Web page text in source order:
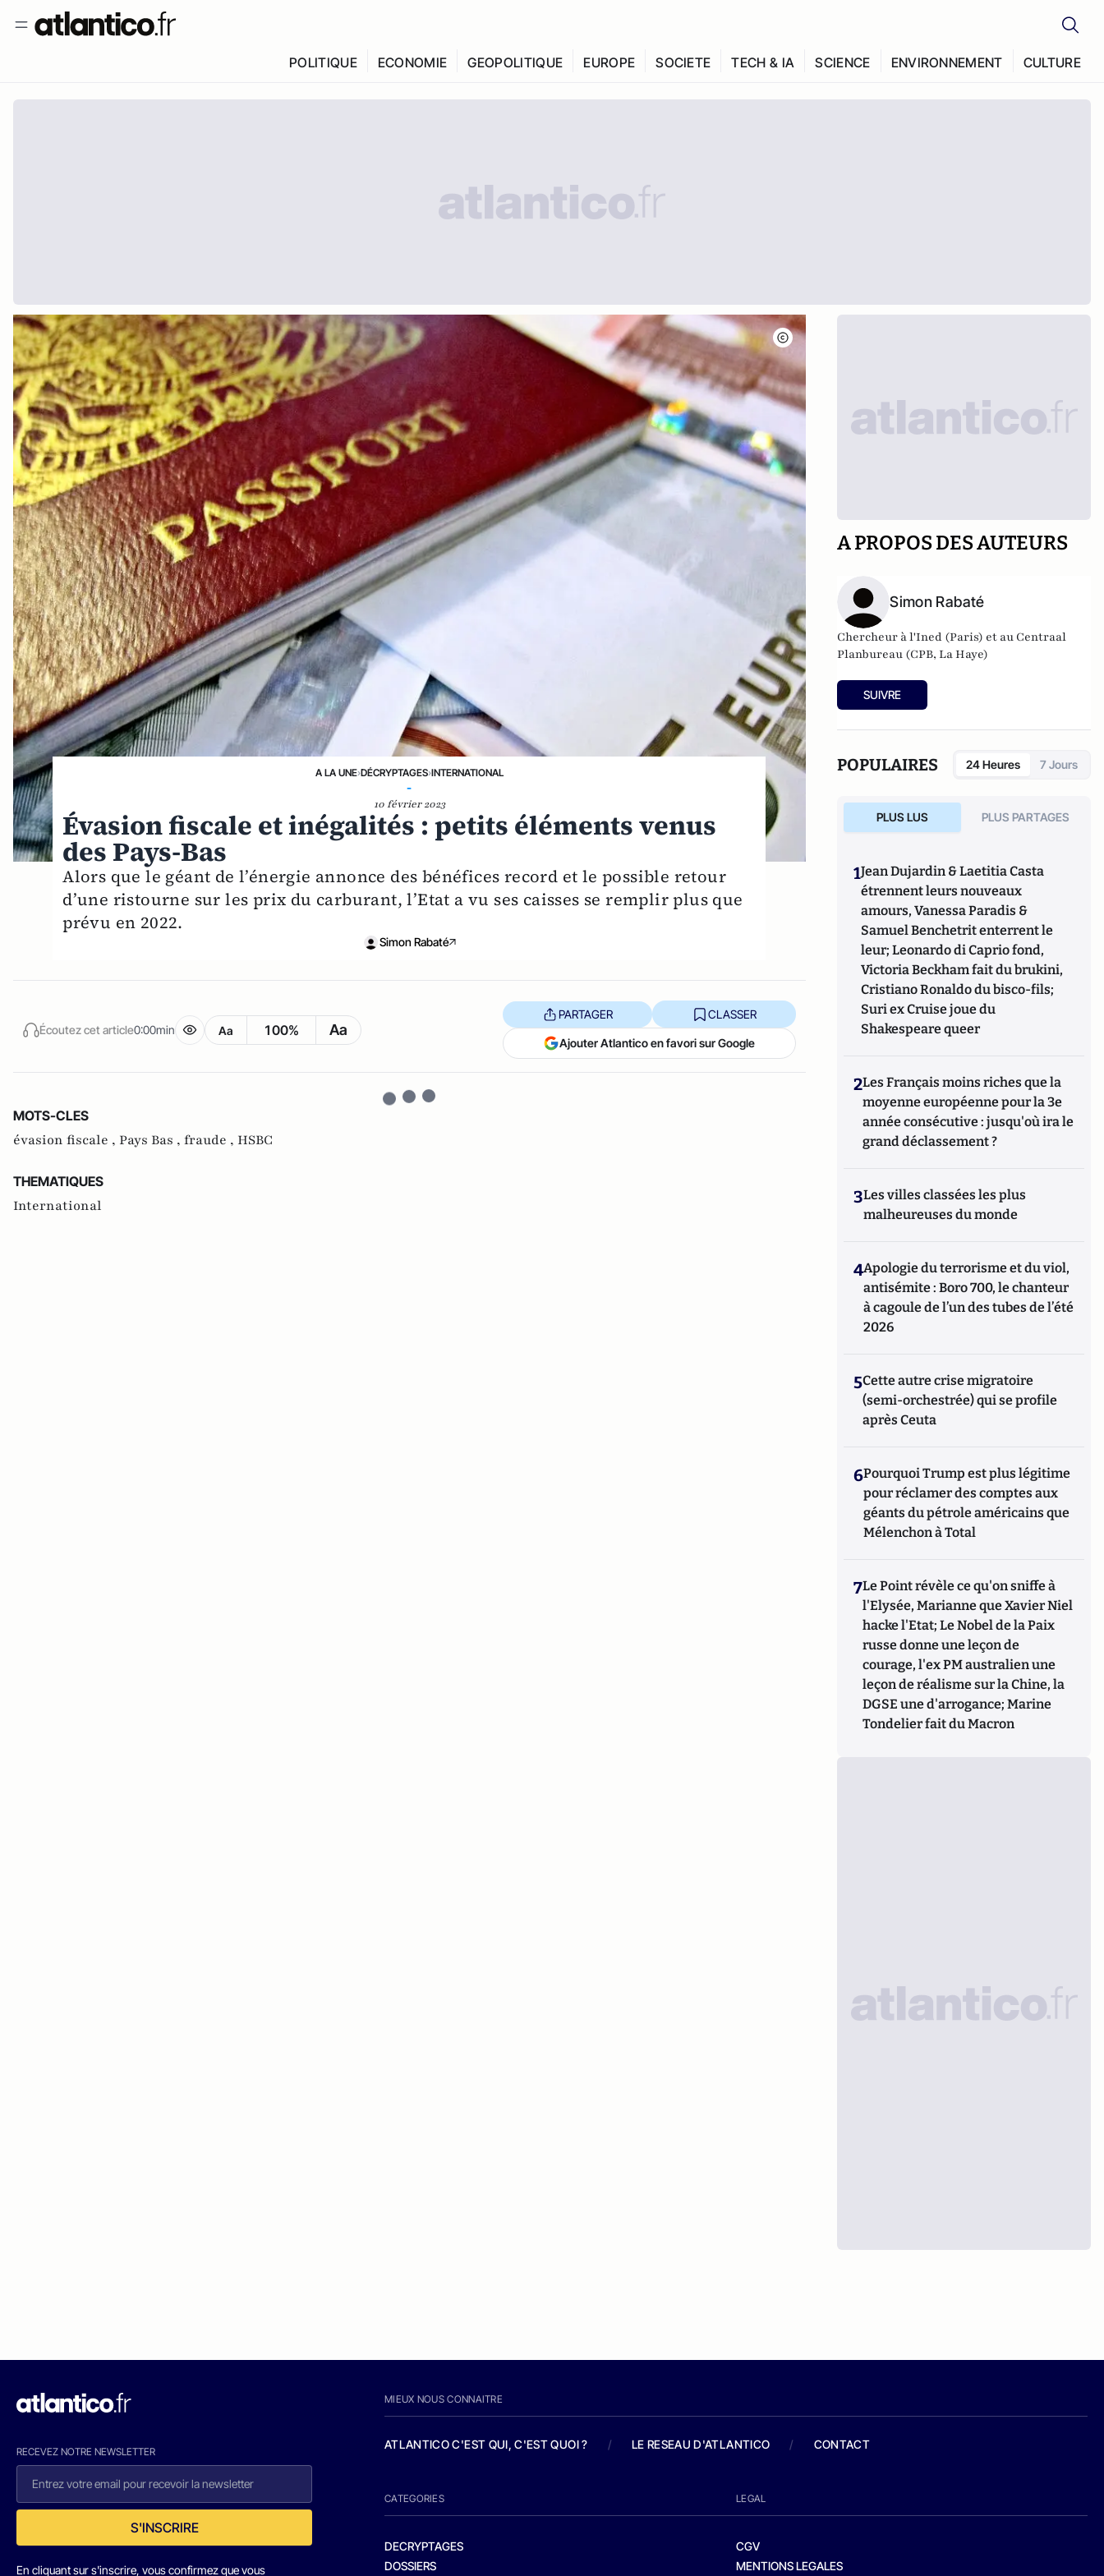
POLITIQUE ECONOMIE GEOPOLITIQUE EUROPE SOCIETE TECH & IA SCIENCE ENVIRONNEMENT CULTURE
A LA UNE›DÉCRYPTAGES›INTERNATIONAL
-
10 février 2023
Évasion fiscale et inégalités : petits éléments venus
des Pays-Bas
Alors que le géant de l’énergie annonce des bénéfices record et le possible retour
d’une ristourne sur les prix du carburant, l’Etat a vu ses caisses se remplir plus que
prévu en 2022.
Simon Rabaté
Écoutez cet article0:00min Aa 100% Aa
PARTAGER CLASSER
Ajouter Atlantico en favori sur Google
MOTS-CLES
évasion fiscale , Pays Bas , fraude , HSBC
THEMATIQUES
International
A PROPOS DES AUTEURS
Simon Rabaté
Chercheur à l'Ined (Paris) et au Centraal
Planbureau (CPB, La Haye)
SUIVRE
POPULAIRES 24 Heures 7 Jours
PLUS LUS PLUS PARTAGES
1Jean Dujardin & Laetitia Casta
étrennent leurs nouveaux
amours, Vanessa Paradis &
Samuel Benchetrit enterrent le
leur; Leonardo di Caprio fond,
Victoria Beckham fait du brukini,
Cristiano Ronaldo du bisco-fils;
Suri ex Cruise joue du
Shakespeare queer
2Les Français moins riches que la
moyenne européenne pour la 3e
année consécutive : jusqu'où ira le
grand déclassement ?
3Les villes classées les plus
malheureuses du monde
4Apologie du terrorisme et du viol,
antisémite : Boro 700, le chanteur
à cagoule de l’un des tubes de l’été
2026
5Cette autre crise migratoire
(semi-orchestrée) qui se profile
après Ceuta
6Pourquoi Trump est plus légitime
pour réclamer des comptes aux
géants du pétrole américains que
Mélenchon à Total
7Le Point révèle ce qu'on sniffe à
l'Elysée, Marianne que Xavier Niel
hacke l'Etat; Le Nobel de la Paix
russe donne une leçon de
courage, l'ex PM australien une
leçon de réalisme sur la Chine, la
DGSE une d'arrogance; Marine
Tondelier fait du Macron
RECEVEZ NOTRE NEWSLETTER
S'INSCRIRE
En cliquant sur s'inscrire, vous confirmez que vous
MIEUX NOUS CONNAITRE
ATLANTICO C'EST QUI, C'EST QUOI ? / LE RESEAU D'ATLANTICO / CONTACT
CATEGORIES
DECRYPTAGES
DOSSIERS
LEGAL
CGV
MENTIONS LEGALES